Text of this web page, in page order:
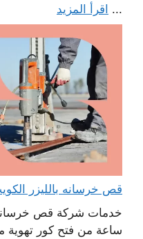
... اقرأ المزيد
قص خرسانه بالليزر الكويت 65932555 فتح كور
ساعة من فتح كور تهوية